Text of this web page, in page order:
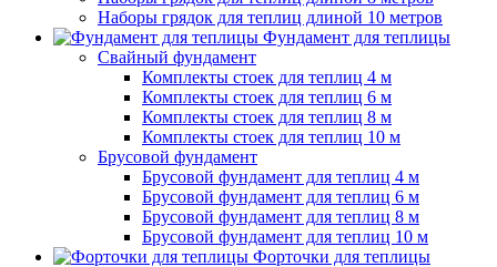
Наборы грядок для теплиц длиной 10 метров
Фундамент для теплицы
Свайный фундамент
Комплекты стоек для теплиц 4 м
Комплекты стоек для теплиц 6 м
Комплекты стоек для теплиц 8 м
Комплекты стоек для теплиц 10 м
Брусовой фундамент
Брусовой фундамент для теплиц 4 м
Брусовой фундамент для теплиц 6 м
Брусовой фундамент для теплиц 8 м
Брусовой фундамент для теплиц 10 м
Форточки для теплицы